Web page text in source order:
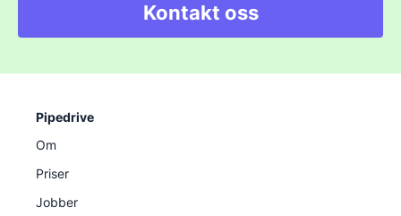
Kontakt oss
Pipedrive
Om
Priser
Jobber